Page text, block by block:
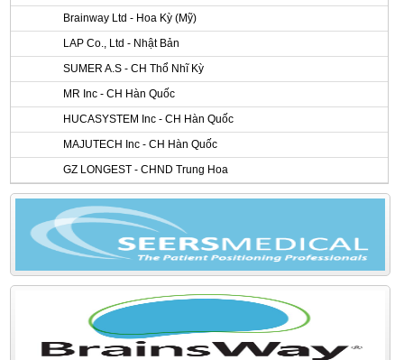
Brainway Ltd - Hoa Kỳ (Mỹ)
LAP Co., Ltd - Nhật Bản
SUMER A.S - CH Thổ Nhĩ Kỳ
MR Inc - CH Hàn Quốc
HUCASYSTEM Inc - CH Hàn Quốc
MAJUTECH Inc - CH Hàn Quốc
GZ LONGEST - CHND Trung Hoa